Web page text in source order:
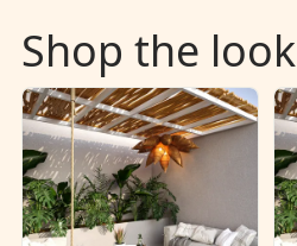
Shop the look